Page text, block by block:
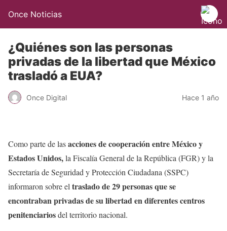
Once Noticias
¿Quiénes son las personas
privadas de la libertad que México
trasladó a EUA?
Once Digital Hace 1 año
Como parte de lasacciones de cooperación entre México y
Estados Unidos,la Fiscalía General de la República (FGR) y la
Secretaría de Seguridad y Protección Ciudadana (SSPC)
informaron sobre el traslado de 29 personas que se
encontraban privadas de su libertad en diferentes centros
penitenciariosdel territorio nacional.